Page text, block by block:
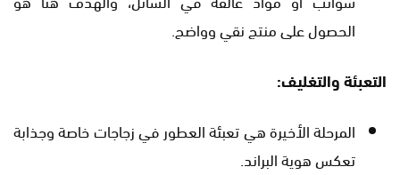
الحصول على منتج نقي وواضح.
التعبئة والتغليف:
المرحلة الأخيرة هي تعبئة العطور في زجاجات خاصة وجذابة
تعكس هوية البراند.